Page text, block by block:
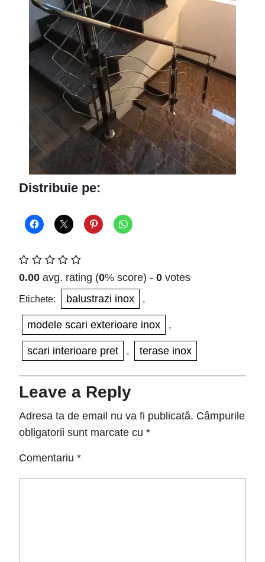
Distribuie pe:
0.00 avg. rating (0% score) - 0 votes
Etichete: balustrazi inox ,
modele scari exterioare inox ,
scari interioare pret , terase inox
Leave a Reply
Adresa ta de email nu va fi publicată. Câmpurile
obligatorii sunt marcate cu *
Comentariu *